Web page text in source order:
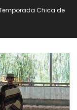
Chica de